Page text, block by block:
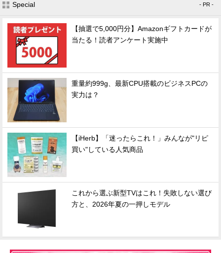
Special - PR -
【抽選で5,000円分】Amazonギフトカードが
当たる！読者アンケート実施中
重量約999g、最新CPU搭載のビジネスPCの
実力は？
【iHerb】「迷ったらこれ！」みんなが"リピ
買い"している人気商品
これから選ぶ新型TVはこれ！失敗しない選び
方と、2026年夏の一押しモデル